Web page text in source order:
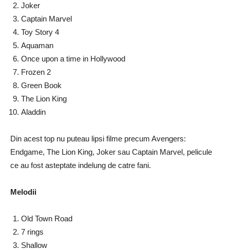
Joker
Captain Marvel
Toy Story 4
Aquaman
Once upon a time in Hollywood
Frozen 2
Green Book
The Lion King
Aladdin
Din acest top nu puteau lipsi filme precum Avengers:
Endgame, The Lion King, Joker sau Captain Marvel, pelicule
ce au fost asteptate indelung de catre fani.
Melodii
Old Town Road
7 rings
Shallow